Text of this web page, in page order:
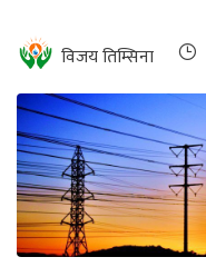
इभी
सम्पादकीय
बैंक
पर्यटन
भिडियो
विजय तिम्सिना